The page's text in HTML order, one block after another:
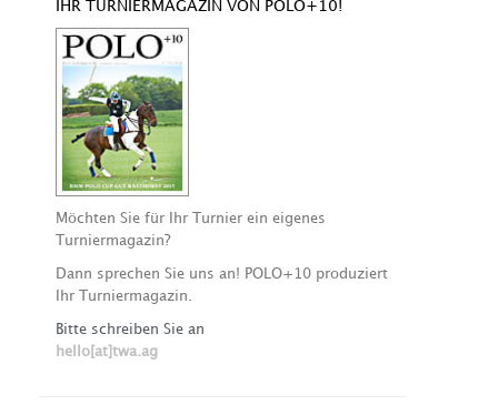
IHR TURNIERMAGAZIN VON POLO+10!
Möchten Sie für Ihr Turnier ein eigenes
Turniermagazin?
Dann sprechen Sie uns an! POLO+10 produziert
Ihr Turniermagazin.
Bitte schreiben Sie an
hello[at]twa.ag